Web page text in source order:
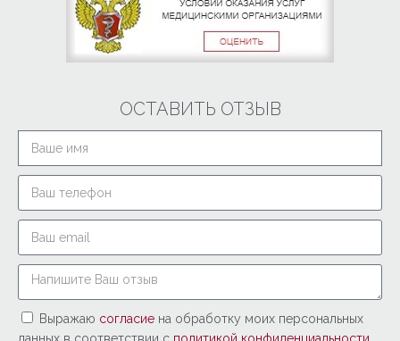
ОСТАВИТЬ ОТЗЫВ
Выражаю согласие на обработку моих персональных